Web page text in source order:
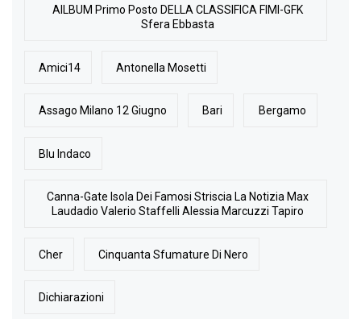
AlLBUM Primo Posto DELLA CLASSIFICA FIMI-GFK
Sfera Ebbasta
Amici14 Antonella Mosetti
Assago Milano 12 Giugno Bari Bergamo
Blu Indaco
Canna-Gate Isola Dei Famosi Striscia La Notizia Max
Laudadio Valerio Staffelli Alessia Marcuzzi Tapiro
Cher Cinquanta Sfumature Di Nero
Dichiarazioni